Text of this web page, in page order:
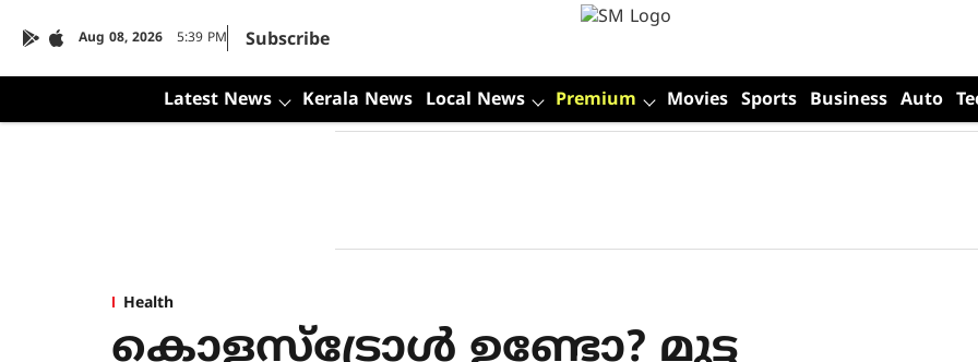
Aug 08, 2026 5:39 PM Subscribe
Latest News Kerala News Local News Premium Movies Sports Business Auto
Health
കൊളസ്ട്രോൾ ഉണ്ടോ? മുട്ട